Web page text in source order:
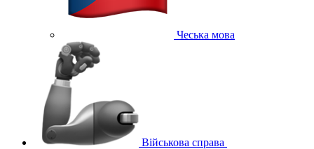
Чеська мова
Військова справа